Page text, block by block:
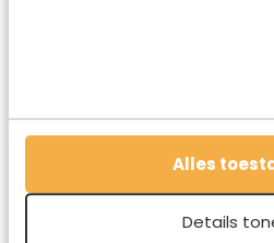
Alles
Details
gewokt. Aan de noodles worden
toegevoegd, munt, koriander,
uitjes, lente ui, pinda’s en een
die een unieke smaaksensatie
maar je vingers in de lucht te